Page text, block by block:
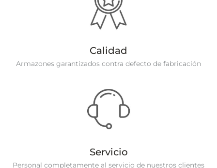
Calidad
Armazones garantizados contra defecto de fabricación
Servicio
Personal completamente al servicio de nuestros clientes